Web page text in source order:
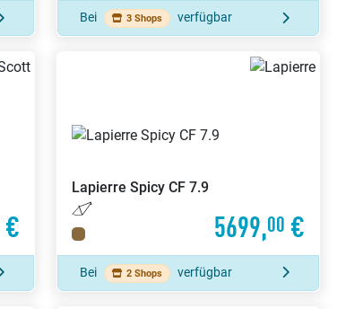
Bei 3 Shops verfügbar
€
Lapierre Spicy CF 7.9
5699,00 €
Bei 2 Shops verfügbar